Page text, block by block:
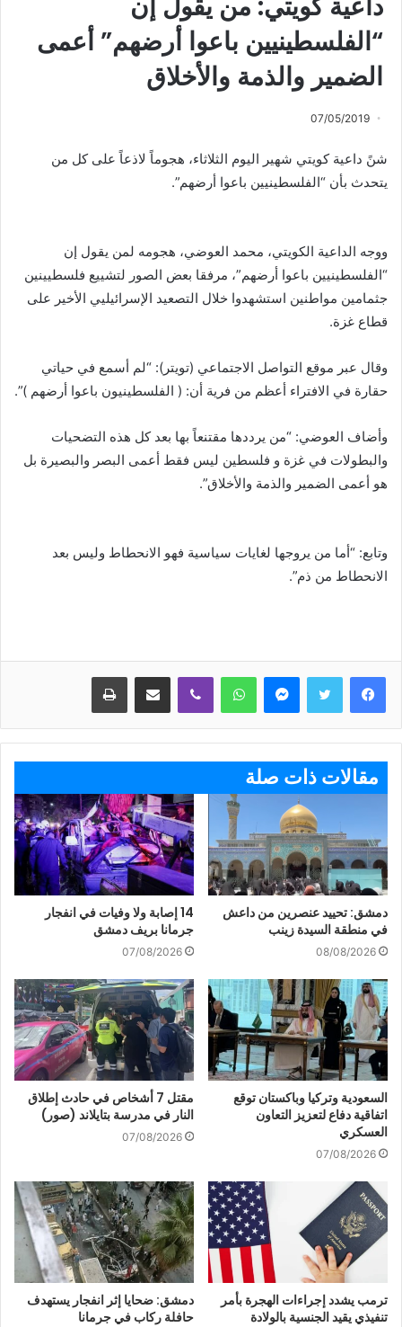
داعية كويتي: من يقول إن
“الفلسطينيين باعوا أرضهم” أعمى
الضمير والذمة والأخلاق
07/05/2019
شنً داعية كويتي شهير اليوم الثلاثاء، هجوماً لاذعاً على كل من
يتحدث بأن “الفلسطينيين باعوا أرضهم”.
ووجه الداعية الكويتي، محمد العوضي، هجومه لمن يقول إن
“الفلسطينيين باعوا أرضهم”، مرفقا بعض الصور لتشييع فلسطيينين
جثمامين مواطنين استشهدوا خلال التصعيد الإسرائيليي الأخير على
قطاع غزة.
وقال عبر موقع التواصل الاجتماعي (تويتر): “لم أسمع في حياتي
حقارة في الافتراء أعظم من فرية أن: ( الفلسطينيون باعوا أرضهم )”.
وأضاف العوضي: “من يرددها مقتنعاً بها بعد كل هذه التضحيات
والبطولات في غزة و فلسطين ليس فقط أعمى البصر والبصيرة بل
هو أعمى الضمير والذمة والأخلاق”.
وتابع: “أما من يروجها لغايات سياسية فهو الانحطاط وليس بعد
الانحطاط من ذم”.
ماسنجر واتساب ڤايبر مشاركة عبر البريد طباعة
مقالات ذات صلة
دمشق: تحييد عنصرين من داعش
في منطقة السيدة زينب
08/08/2026
14 إصابة ولا وفيات في انفجار
جرمانا بريف دمشق
07/08/2026
السعودية وتركيا وباكستان توقع
اتفاقية دفاع لتعزيز التعاون
العسكري
07/08/2026
مقتل 7 أشخاص في حادث إطلاق
النار في مدرسة بتايلاند (صور)
07/08/2026
ترمب يشدد إجراءات الهجرة بأمر
تنفيذي يقيد الجنسية بالولادة
دمشق: ضحايا إثر انفجار يستهدف
حافلة ركاب في جرمانا